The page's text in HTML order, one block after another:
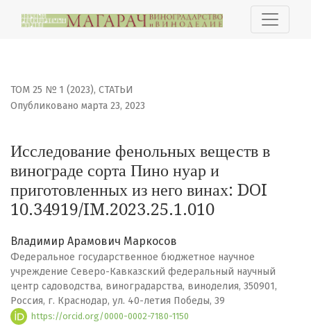
Исследование фенольных веществ в винограде
ТОМ 25 № 1 (2023), СТАТЬИ
Исследование фенольных веществ в
винограде сорта Пино нуар и
приготовленных из него винах: DOI
10.34919/IM.2023.25.1.010
Опубликовано марта 23, 2023
Владимир Арамович Маркосов
Федеральное государственное бюджетное научное
учреждение Северо-Кавказский федеральный научный
центр садоводства, виноградарства, виноделия, 350901,
Россия, г. Краснодар, ул. 40-летия Победы, 39
https://orcid.org/0000-0002-7180-1150